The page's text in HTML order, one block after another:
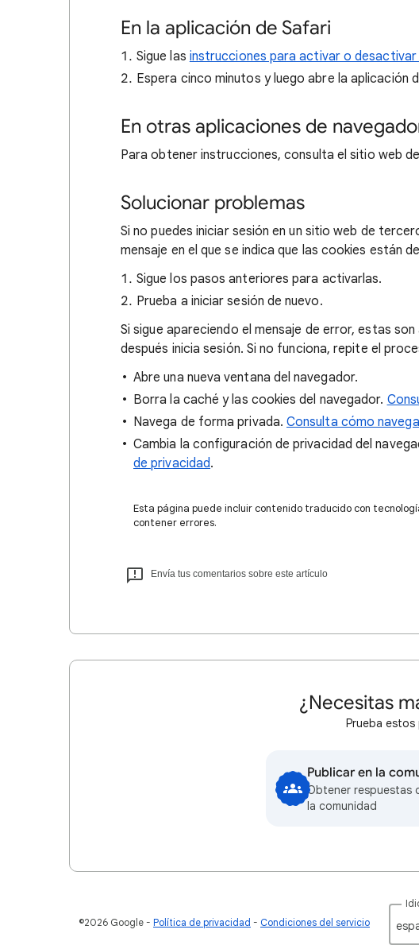
En la aplicación de Safari
Sigue las instrucciones para activar o desactivar
Espera cinco minutos y luego abre la aplicación
En otras aplicaciones de
Para obtener instrucciones, consulta el sitio web
Solucionar problemas
Si no puedes iniciar sesión en un sitio web de
mensaje en el que se indica que las cookies están
Sigue los pasos anteriores para activarlas.
Prueba a iniciar sesión de nuevo.
Si sigue apareciendo el mensaje de error, estas
después inicia sesión. Si no funciona, repite el
Abre una nueva ventana del navegador.
Borra la caché y las cookies del navegador.
Navega de forma privada.Consulta cómo
Cambia la configuración de privacidad del
de privacidad.
Esta página puede incluir contenido traducido con
contener errores.
Envía tus comentarios sobre este artículo
¿Necesitas
Prueba estos
Publicar en la
Obtener respuestas
la comunidad
©2026 Google Política de privacidad Condiciones del servicio